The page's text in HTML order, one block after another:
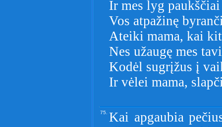
Ir mes lyg
Vos atpažinę
Ateiki mama, kai
Nes užaugę mes
Kodėl sugrįžus į
Ir vėlei mama,
75. Kai apgaubia